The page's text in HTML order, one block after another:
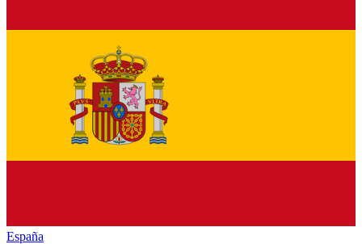
España